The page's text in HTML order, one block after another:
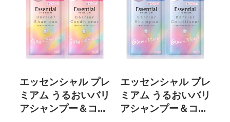
エッセンシャル プレ
ミアム うるおいバリ
アシャンプー＆コ...
エッセンシャル プレ
ミアム うるおいバリ
アシャンプー＆コ...